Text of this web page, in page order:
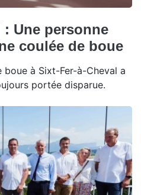
: Une personne
coulée de boue
à Sixt-Fer-à-Cheval a
portée disparue.